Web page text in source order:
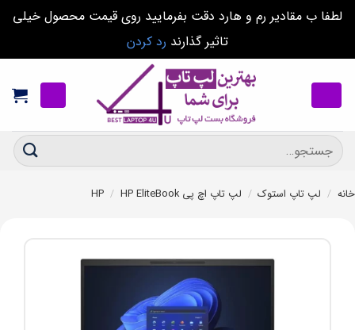
لطفا ب مقادیر رم و هارد دقت بفرمایید روی قیمت محصول خیلی
تاثیر گذارند رد کردن
content
جستجو
برای:
خانه / لپ تاپ استوک / لپ تاپ اچ پی HP / HP EliteBook